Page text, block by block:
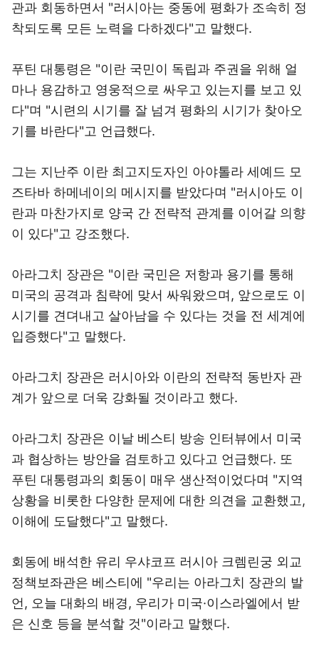
관과 회동하면서 "러시아는 중동에 평화가 조속히 정
착되도록 모든 노력을 다하겠다"고 말했다.
푸틴 대통령은 "이란 국민이 독립과 주권을 위해 얼
마나 용감하고 영웅적으로 싸우고 있는지를 보고 있
다"며 "시련의 시기를 잘 넘겨 평화의 시기가 찾아오
기를 바란다"고 언급했다.
그는 지난주 이란 최고지도자인 아야톨라 세예드 모
즈타바 하메네이의 메시지를 받았다며 "러시아도 이
란과 마찬가지로 양국 간 전략적 관계를 이어갈 의향
이 있다"고 강조했다.
아라그치 장관은 "이란 국민은 저항과 용기를 통해
미국의 공격과 침략에 맞서 싸워왔으며, 앞으로도 이
시기를 견뎌내고 살아남을 수 있다는 것을 전 세계에
입증했다"고 말했다.
아라그치 장관은 러시아와 이란의 전략적 동반자 관
계가 앞으로 더욱 강화될 것이라고 했다.
아라그치 장관은 이날 베스티 방송 인터뷰에서 미국
과 협상하는 방안을 검토하고 있다고 언급했다. 또
푸틴 대통령과의 회동이 매우 생산적이었다며 "지역
상황을 비롯한 다양한 문제에 대한 의견을 교환했고,
이해에 도달했다"고 말했다.
회동에 배석한 유리 우샤코프 러시아 크렘린궁 외교
정책보좌관은 베스티에 "우리는 아라그치 장관의 발
언, 오늘 대화의 배경, 우리가 미국·이스라엘에서 받
은 신호 등을 분석할 것"이라고 말했다.